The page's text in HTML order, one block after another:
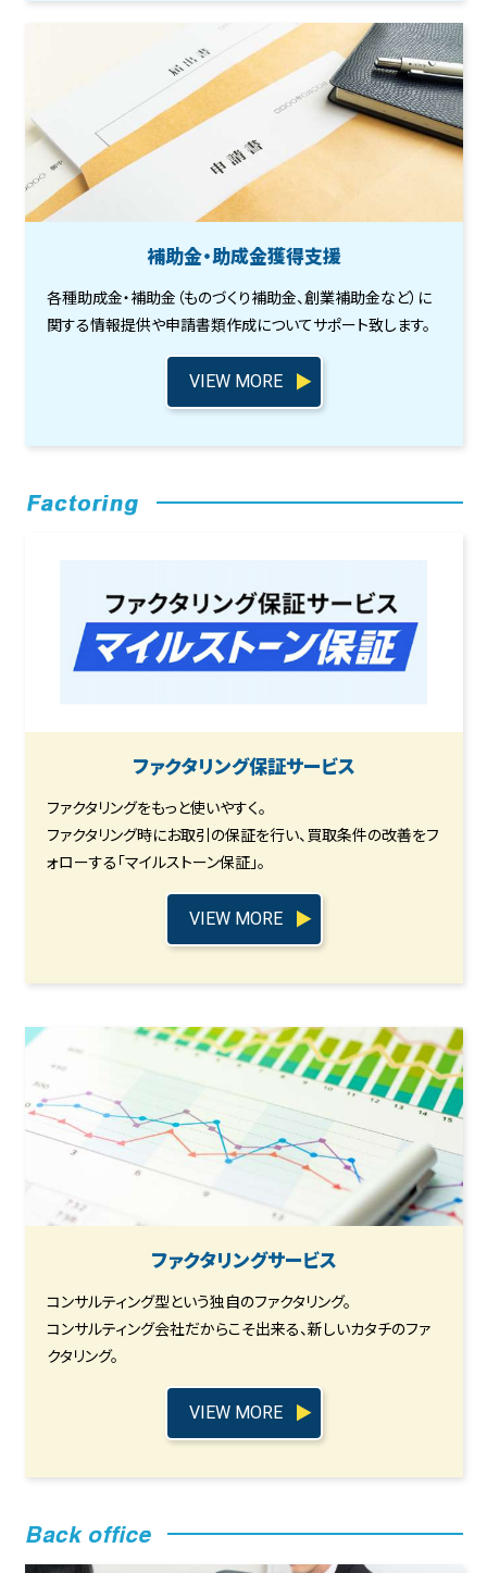
補助金・助成金獲得支援
各種助成金・補助金（ものづくり補助金、創業補助金など）に
関する情報提供や申請書類作成についてサポート致します。
VIEW MORE
ファクタリング保証サービス
ファクタリングをもっと使いやすく。
ファクタリング時にお取引の保証を行い、買取条件の改善をフ
ォローする「マイルストーン保証」。
VIEW MORE
ファクタリングサービス
コンサルティング型という独自のファクタリング。
コンサルティング会社だからこそ出来る、新しいカタチのファ
クタリング。
VIEW MORE